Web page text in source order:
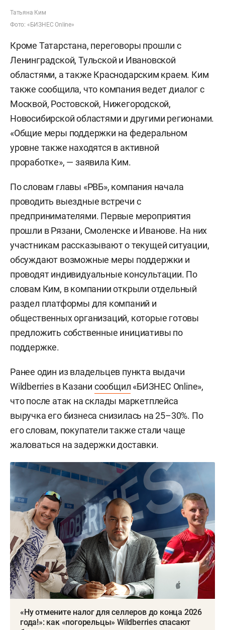
Татьяна Ким
Фото: «БИЗНЕС Online»
Кроме Татарстана, переговоры прошли с
Ленинградской, Тульской и Ивановской
областями, а также Краснодарским краем. Ким
также сообщила, что компания ведет диалог с
Москвой, Ростовской, Нижегородской,
Новосибирской областями и другими регионами.
«Общие меры поддержки на федеральном
уровне также находятся в активной
проработке», — заявила Ким.
По словам главы «РВБ», компания начала
проводить выездные встречи с
предпринимателями. Первые мероприятия
прошли в Рязани, Смоленске и Иванове. На них
участникам рассказывают о текущей ситуации,
обсуждают возможные меры поддержки и
проводят индивидуальные консультации. По
словам Ким, в компании открыли отдельный
раздел платформы для компаний и
общественных организаций, которые готовы
предложить собственные инициативы по
поддержке.
Ранее один из владельцев пункта выдачи
Wildberries в Казани сообщил «БИЗНЕС Online»,
что после атак на склады маркетплейса
выручка его бизнеса снизилась на 25–30%. По
его словам, покупатели также стали чаще
жаловаться на задержки доставки.
«Ну отмените налог для селлеров до конца 2026
года!»: как «погорельцы» Wildberries спасают